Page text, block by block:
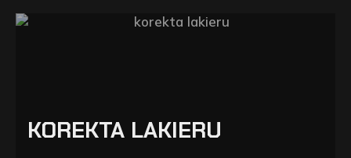
KOREKTA LAKIERU